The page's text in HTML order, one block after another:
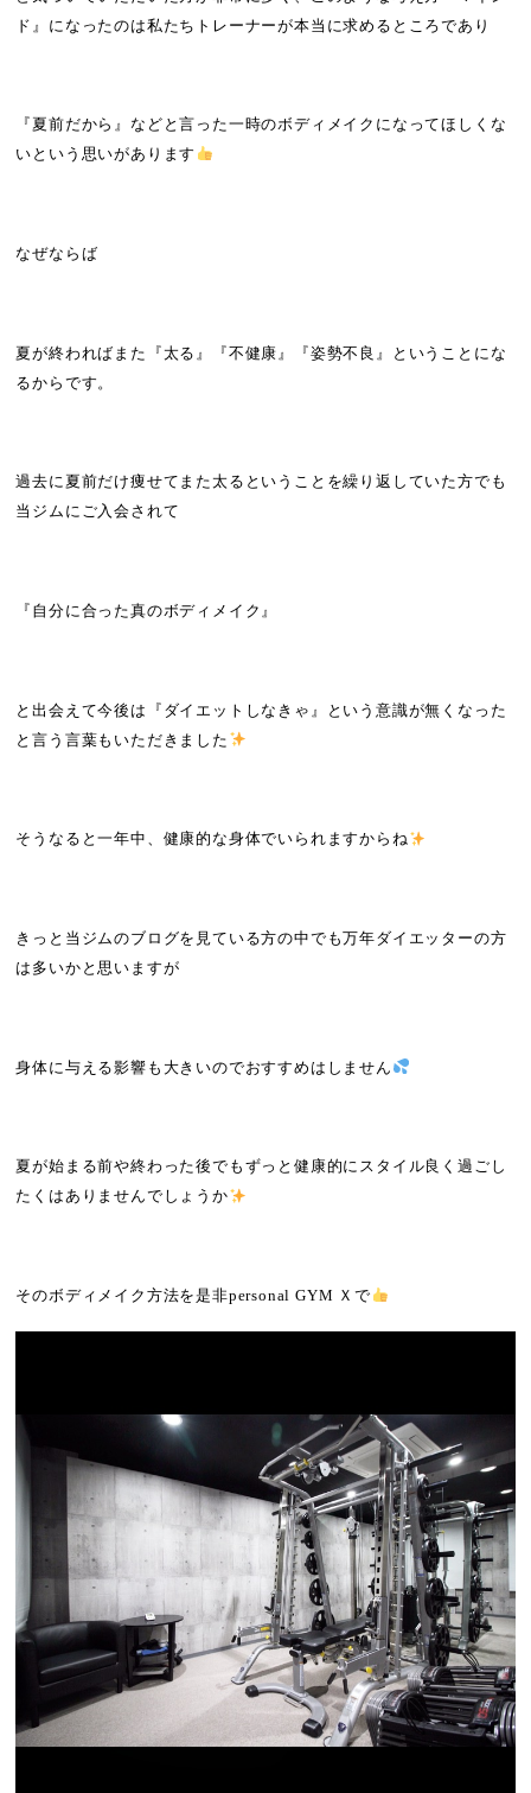
ド』になったのは私たちトレーナーが本当に求めるところであり
『夏前だから』などと言った一時のボディメイクになってほしくな
いという思いがあります
なぜならば
夏が終わればまた『太る』『不健康』『姿勢不良』ということにな
るからです。
過去に夏前だけ痩せてまた太るということを繰り返していた方でも
当ジムにご入会されて
『自分に合った真のボディメイク』
と出会えて今後は『ダイエットしなきゃ』という意識が無くなった
と言う言葉もいただきました
そうなると一年中、健康的な身体でいられますからね
きっと当ジムのブログを見ている方の中でも万年ダイエッターの方
は多いかと思いますが
身体に与える影響も大きいのでおすすめはしません
夏が始まる前や終わった後でもずっと健康的にスタイル良く過ごし
たくはありませんでしょうか
そのボディメイク方法を是非personal GYM Ｘで